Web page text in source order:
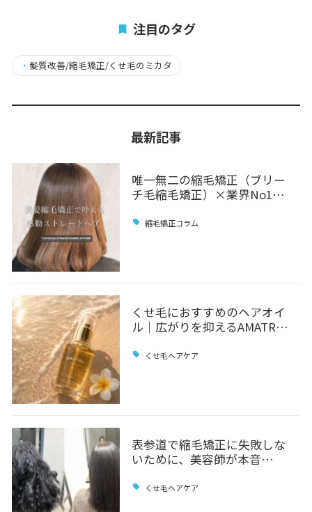
注目のタグ
・ 髪質改善/縮毛矯正/くせ毛のミカタ
最新記事
唯一無二の縮毛矯正（ブリー
チ毛縮毛矯正）×業界No1…
縮毛矯正コラム
くせ毛におすすめのヘアオイ
ル｜広がりを抑えるAMATR…
くせ毛ヘアケア
表参道で縮毛矯正に失敗しな
いために、美容師が本音…
くせ毛ヘアケア